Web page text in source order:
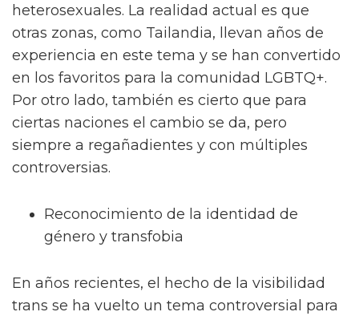
heterosexuales. La realidad actual es que
otras zonas, como Tailandia, llevan años de
experiencia en este tema y se han convertido
en los favoritos para la comunidad LGBTQ+.
Por otro lado, también es cierto que para
ciertas naciones el cambio se da, pero
siempre a regañadientes y con múltiples
controversias.
Reconocimiento de la identidad de
género y transfobia
En años recientes, el hecho de la visibilidad
trans se ha vuelto un tema controversial para